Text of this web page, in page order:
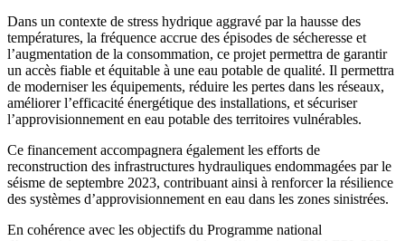
Dans un contexte de stress hydrique aggravé par la hausse des
températures, la fréquence accrue des épisodes de sécheresse et
l’augmentation de la consommation, ce projet permettra de garantir
un accès fiable et équitable à une eau potable de qualité. Il permettra
de moderniser les équipements, réduire les pertes dans les réseaux,
améliorer l’efficacité énergétique des installations, et sécuriser
l’approvisionnement en eau potable des territoires vulnérables.
Ce financement accompagnera également les efforts de
reconstruction des infrastructures hydrauliques endommagées par le
séisme de septembre 2023, contribuant ainsi à renforcer la résilience
des systèmes d’approvisionnement en eau dans les zones sinistrées.
En cohérence avec les objectifs du Programme national